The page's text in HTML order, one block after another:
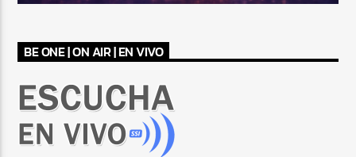
BE ONE | ON AIR | EN VIVO